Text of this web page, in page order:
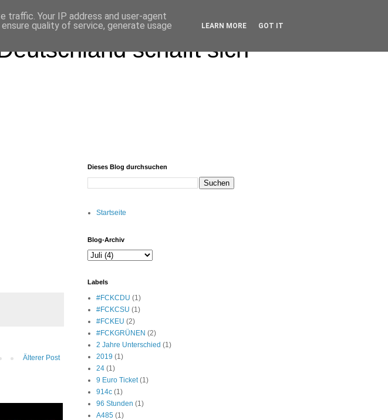
schafft sich
Älterer Post
Dieses Blog durchsuchen
Startseite
Blog-Archiv
Labels
#FCKCDU (1)
#FCKCSU (1)
#FCKEU (2)
#FCKGRÜNEN (2)
2 Jahre Unterschied (1)
2019 (1)
24 (1)
9 Euro Ticket (1)
914c (1)
96 Stunden (1)
A485 (1)
traffic. Your IP address and user-agent
quality of service, generate usage
LEARN MORE GOT IT